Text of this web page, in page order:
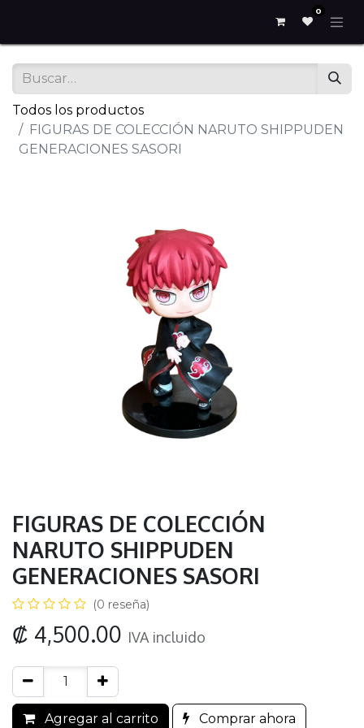
0
Todos los productos
FIGURAS DE COLECCIÓN NARUTO SHIPPUDEN
GENERACIONES SASORI
FIGURAS DE COLECCIÓN
NARUTO SHIPPUDEN
GENERACIONES SASORI
(0 reseña)
₡ 4,500.00 IVA incluido
Agregar al carrito Comprar ahora